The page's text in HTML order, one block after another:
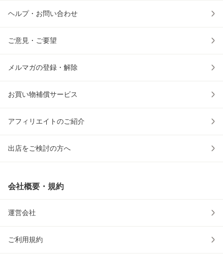
ヘルプ・お問い合わせ
ご意見・ご要望
メルマガの登録・解除
お買い物補償サービス
アフィリエイトのご紹介
出店をご検討の方へ
会社概要・規約
運営会社
ご利用規約